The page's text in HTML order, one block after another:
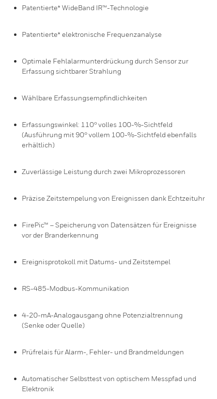
Patentierte* WideBand IR™-Technologie
Patentierte* elektronische Frequenzanalyse
Optimale Fehlalarmunterdrückung durch Sensor zur
Erfassung sichtbarer Strahlung
Wählbare Erfassungsempfindlichkeiten
Erfassungswinkel: 110° volles 100-%-Sichtfeld
(Ausführung mit 90° vollem 100-%-Sichtfeld ebenfalls
erhältlich)
Zuverlässige Leistung durch zwei Mikroprozessoren
Präzise Zeitstempelung von Ereignissen dank Echtzeituhr
FirePic™ – Speicherung von Datensätzen für Ereignisse
vor der Branderkennung
Ereignisprotokoll mit Datums- und Zeitstempel
RS-485-Modbus-Kommunikation
4-20-mA-Analogausgang ohne Potenzialtrennung
(Senke oder Quelle)
Prüfrelais für Alarm-, Fehler- und Brandmeldungen
Automatischer Selbsttest von optischem Messpfad und
Elektronik